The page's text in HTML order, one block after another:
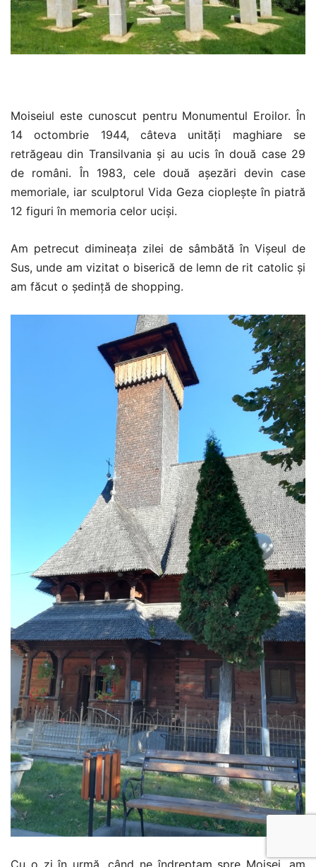
Moiseiul este cunoscut pentru Monumentul Eroilor. În
14 octombrie 1944, câteva unități maghiare se
retrăgeau din Transilvania și au ucis în două case 29
de români. În 1983, cele două așezări devin case
memoriale, iar sculptorul Vida Geza cioplește în piatră
12 figuri în memoria celor uciși.
Am petrecut dimineața zilei de sâmbătă în Vișeul de
Sus, unde am vizitat o biserică de lemn de rit catolic și
am făcut o ședință de shopping.
Cu o zi în urmă, când ne îndreptam spre Moisei, am